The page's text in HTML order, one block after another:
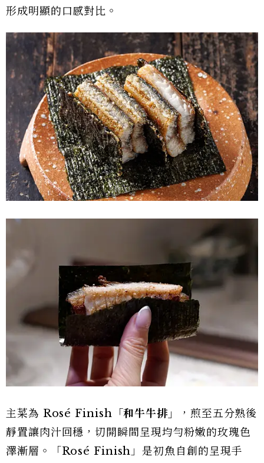
形成明顯的口感對比。
主菜為 Rosé Finish 「和牛牛排」
，煎至五分熟後
靜置讓肉汁回穩，切開瞬間呈現均勻粉嫩的玫瑰色
澤漸層。「Rosé Finish」是初魚自創的呈現手